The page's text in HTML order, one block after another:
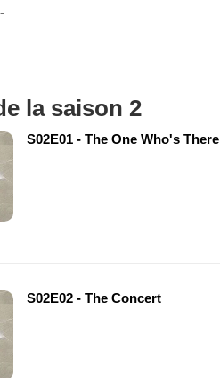
la saison 2
S02E01 - The One Who's There
S02E02 - The Concert